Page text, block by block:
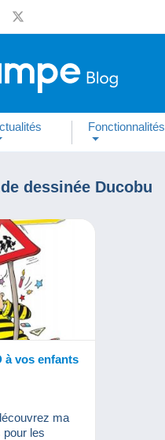
Fonctionnalités
dessinée Ducobu
à vos enfants
ma
pour les